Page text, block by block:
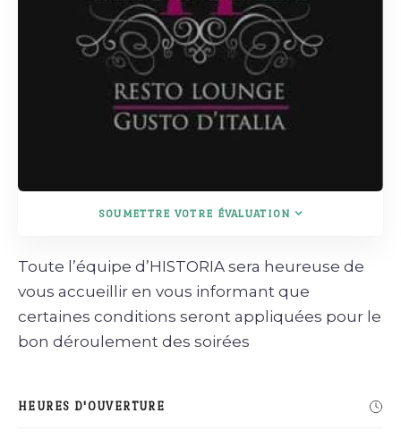
SOUMETTRE VOTRE ÉVALUATION
Toute l’équipe d’HISTORIA sera heureuse de
vous accueillir en vous informant que
certaines conditions seront appliquées pour le
bon déroulement des soirées
HEURES D'OUVERTURE